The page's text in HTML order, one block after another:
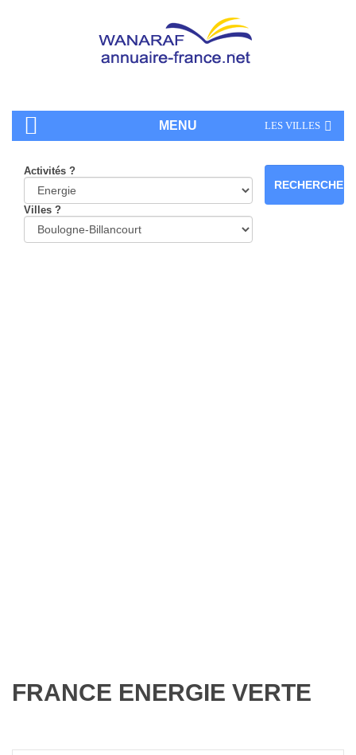
MENU LES VILLES
Activités ?
Villes ?
FRANCE ENERGIE VERTE